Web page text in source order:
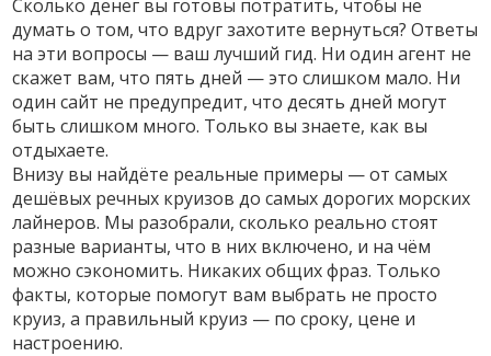
Сколько денег вы готовы потратить, чтобы не
думать о том, что вдруг захотите вернуться? Ответы
на эти вопросы — ваш лучший гид. Ни один агент не
скажет вам, что пять дней — это слишком мало. Ни
один сайт не предупредит, что десять дней могут
быть слишком много. Только вы знаете, как вы
отдыхаете.
Внизу вы найдёте реальные примеры — от самых
дешёвых речных круизов до самых дорогих морских
лайнеров. Мы разобрали, сколько реально стоят
разные варианты, что в них включено, и на чём
можно сэкономить. Никаких общих фраз. Только
факты, которые помогут вам выбрать не просто
круиз, а правильный круиз — по сроку, цене и
настроению.